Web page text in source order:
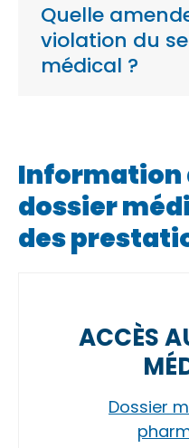
Quelle
violation du
médical ?
Information
dossier
des
ACCÈS
Dossier